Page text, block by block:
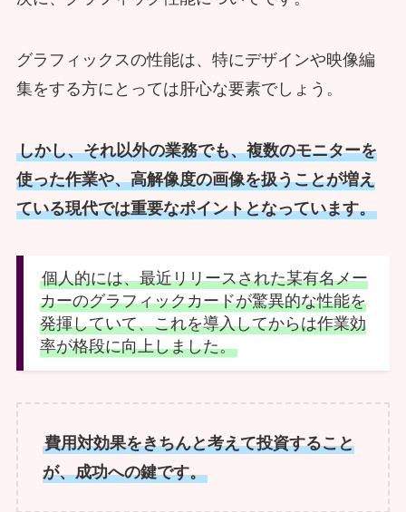
グラフィックスの性能は、特にデザインや映像編
集をする方にとっては肝心な要素でしょう。
しかし、それ以外の業務でも、複数のモニターを
使った作業や、高解像度の画像を扱うことが増え
ている現代では重要なポイントとなっています。
個人的には、最近リリースされた某有名メー
カーのグラフィックカードが驚異的な性能を
発揮していて、これを導入してからは作業効
率が格段に向上しました。
費用対効果をきちんと考えて投資すること
が、成功への鍵です。